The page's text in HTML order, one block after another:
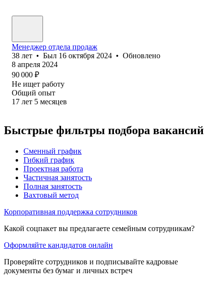
Менеджер отдела продаж
38 лет • Был 16 октября 2024 • Обновлено
8 апреля 2024
90 000 ₽
Не ищет работу
Общий опыт
17 лет 5 месяцев
Быстрые фильтры подбора вакансий
Сменный график
Гибкий график
Проектная работа
Частичная занятость
Полная занятость
Вахтовый метод
Корпоративная поддержка сотрудников
Какой соцпакет вы предлагаете семейным сотрудникам?
Оформляйте кандидатов онлайн
Проверяйте сотрудников и подписывайте кадровые
документы без бумаг и личных встреч